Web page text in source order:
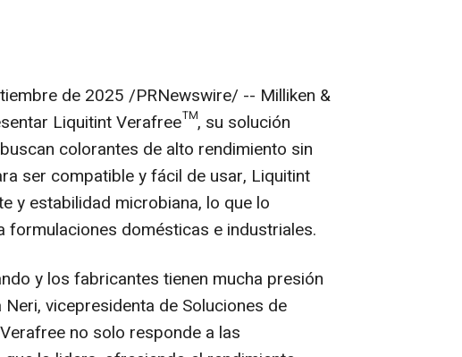
de 2025 /PRNewswire/ -- Milliken &
Liquitint Verafree™, su solución
colorantes de alto rendimiento sin
ser compatible y fácil de usar, Liquitint
y estabilidad microbiana, lo que lo
formulaciones domésticas e industriales.
y los fabricantes tienen mucha presión
Neri, vicepresidenta de Soluciones de
no solo responde a las